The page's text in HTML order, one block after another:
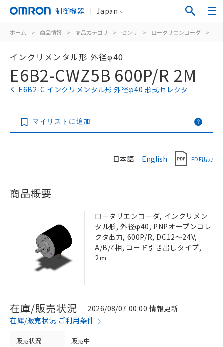
制御機器 Japan
ホーム > 商品情報 > 商品カテゴリ > センサ > ロータリエンコーダ >
インクリメンタル形 外径φ40
E6B2-CWZ5B 600P/R 2M
E6B2-C インクリメンタル形 外径φ40 形式セレクタ
マイリストに追加
日本語 English PDF出力
商品概要
ロータリエンコーダ, インクリメン
タル形, 外径φ40, PNPオープンコレ
クタ出力, 600P/R, DC12～24V,
A/B/Z相, コード引き出しタイプ,
2m
在庫/販売状況
2026/08/07 00:00 情報更新
在庫/販売状況 ご利用条件
販売状況 販売中